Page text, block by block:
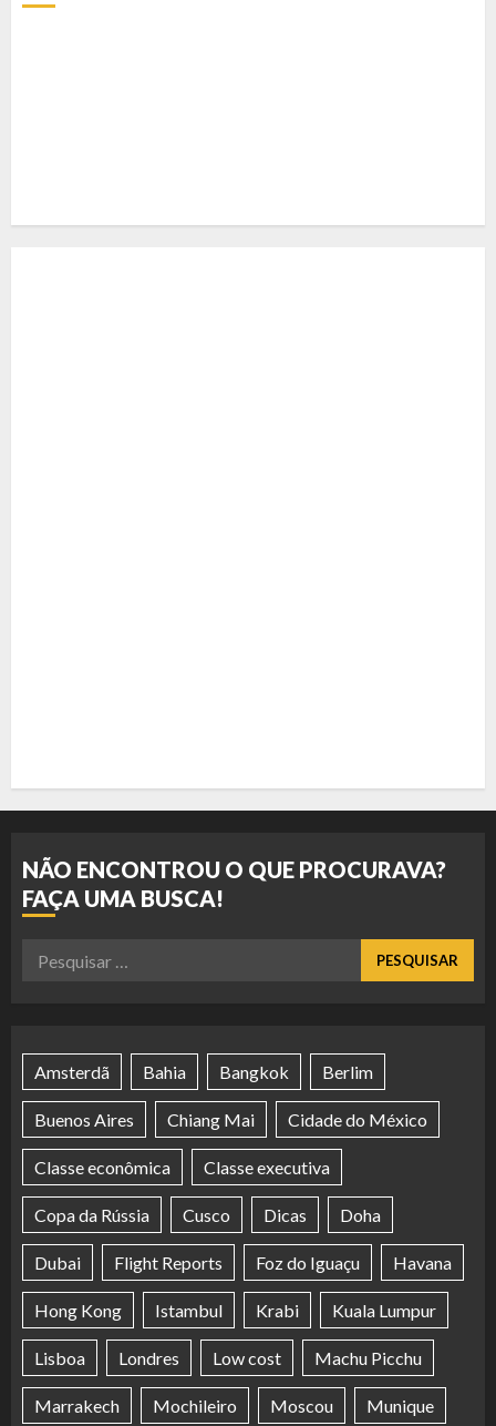
NÃO ENCONTROU O QUE PROCURAVA?
FAÇA UMA BUSCA!
Pesquisar
Amsterdã Bahia Bangkok Berlim
Buenos Aires Chiang Mai Cidade do México
Classe econômica Classe executiva
Copa da Rússia Cusco Dicas Doha
Dubai Flight Reports Foz do Iguaçu Havana
Hong Kong Istambul Krabi Kuala Lumpur
Lisboa Londres Low cost Machu Picchu
Marrakech Mochileiro Moscou Munique